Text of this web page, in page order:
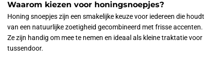
Waarom kiezen voor honingsnoepjes?
Honing snoepjes zijn een smakelijke keuze voor iedereen die houdt
van een natuurlijke zoetigheid gecombineerd met frisse accenten.
Ze zijn handig om mee te nemen en ideaal als kleine traktatie voor
tussendoor.